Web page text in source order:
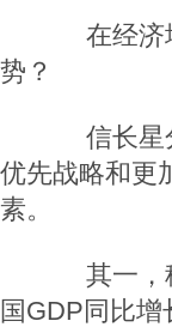
在经济增
势？
信长星分
优先战略和更
素。
其一，稳
国GDP同比